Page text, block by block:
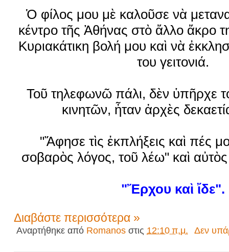
Ὁ φίλος μου μὲ καλοῦσε νὰ
κέντρο τῆς Ἀθήνας στὸ ἄλλο ἄκρο
Κυριακάτικη βολή μου καὶ νὰ
του γειτονιά.
Τοῦ τηλεφωνῶ πάλι, δὲν ὑπῆρχε
κινητῶν, ἦταν ἀρχὲς
"Ἄφησε τὶς ἐκπλήξεις καὶ πές
σοβαρὸς λόγος, τοῦ λέω" καὶ
"Ἔρχου καὶ ἴδε".
Διαβάστε περισσότερα »
Αναρτήθηκε από Romanos στις 12:10 π.μ. Δεν